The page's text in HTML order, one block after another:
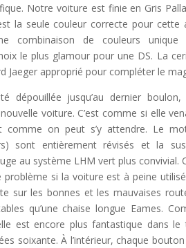
Notre voiture est finie en Gris
la seule couleur correcte pour cette
combinaison de couleurs
le plus glamour pour une DS. La
Jaeger approprié pour compléter le
dépouillée jusqu’au dernier
voiture. C’est comme si elle
comme on peut s’y attendre. Le
sont entièrement révisés et la
au système LHM vert plus convivial.
problème si la voiture est à peine
sur les bonnes et les mauvaises
qu’une chaise longue Eames.
est encore plus fantastique dans le
soixante. À l’intérieur, chaque